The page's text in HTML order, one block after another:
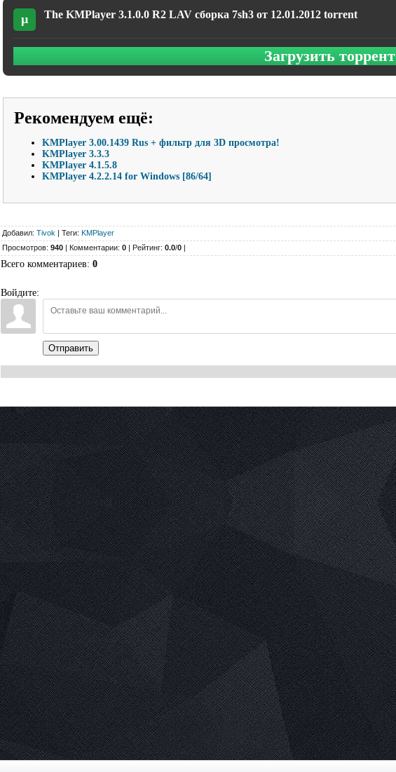
µ The KMPlayer 3.1.0.0 R2 LAV сборка 7sh3 от 12.01.2012 torrent
Загрузить торрент
Рекомендуем ещё:
KMPlayer 3.00.1439 Rus + фильтр для 3D просмотра!
KMPlayer 3.3.3
KMPlayer 4.1.5.8
KMPlayer 4.2.2.14 for Windows [86/64]
Добавил: Tivok | Теги: KMPlayer
Просмотров: 940 | Комментарии: 0 | Рейтинг: 0.0/0 |
Всего комментариев: 0
Войдите:
Отправить